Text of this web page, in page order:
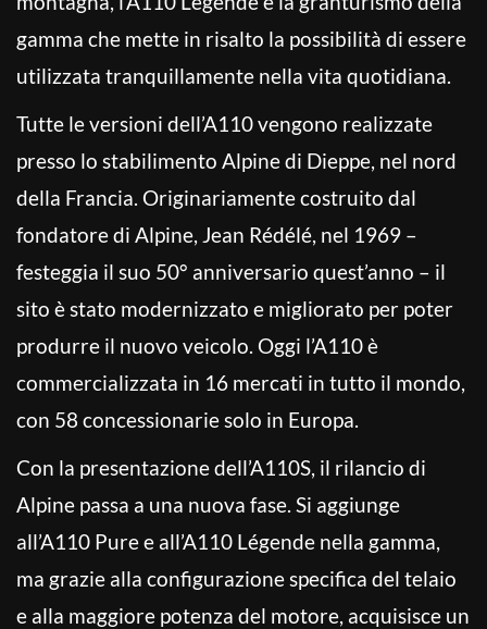
gamma che mette in risalto la possibilità di essere
utilizzata tranquillamente nella vita quotidiana.
Tutte le versioni dell’A110 vengono realizzate
presso lo stabilimento Alpine di Dieppe, nel nord
della Francia. Originariamente costruito dal
fondatore di Alpine, Jean Rédélé, nel 1969 –
festeggia il suo 50° anniversario quest’anno – il
sito è stato modernizzato e migliorato per poter
produrre il nuovo veicolo. Oggi l’A110 è
commercializzata in 16 mercati in tutto il mondo,
con 58 concessionarie solo in Europa.
Con la presentazione dell’A110S, il rilancio di
Alpine passa a una nuova fase. Si aggiunge
all’A110 Pure e all’A110 Légende nella gamma,
ma grazie alla configurazione specifica del telaio
e alla maggiore potenza del motore, acquisisce un